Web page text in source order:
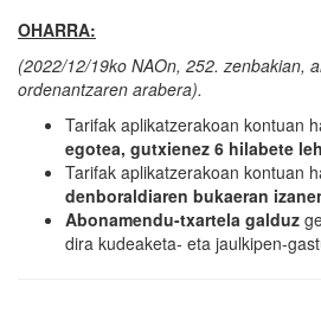
OHARRA:
(2022/12/19ko NAOn, 252. zenbakian,
ordenantzaren arabera).
Tarifak aplikatzerakoan kontuan
egotea, gutxienez 6 hilabete
Tarifak aplikatzerakoan kontuan
denboraldiaren bukaeran
Abonamendu-txartela galduz
dira kudeaketa- eta jaulkipen-